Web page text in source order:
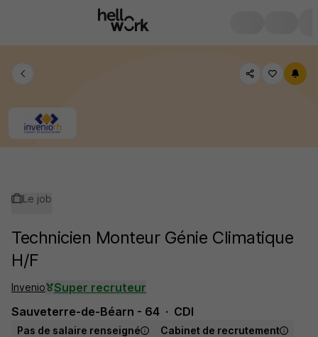
Le job
Technicien Monteur Génie Climatique
H/F
Invenio
Super recruteur
Sauveterre-de-Béarn - 64
CDI
Pas de salaire renseigné
Cabinet de recrutement